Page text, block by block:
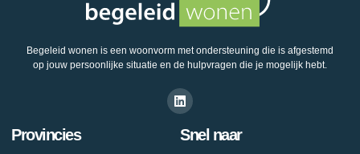
Begeleid wonen is een woonvorm met ondersteuning die is afgestemd
op jouw persoonlijke situatie en de hulpvragen die je mogelijk hebt.
Provincies Snel naar